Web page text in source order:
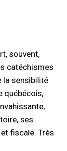
souvent,
catéchismes
la sensibilité
québécois,
ses
fiscale. Très